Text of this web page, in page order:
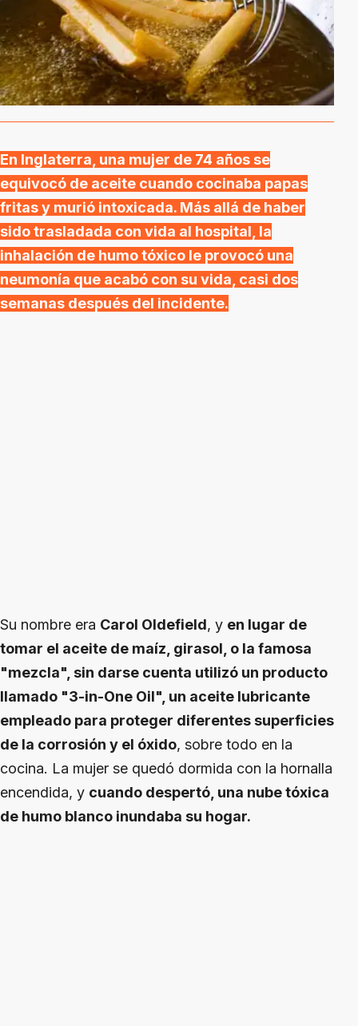
En Inglaterra, una mujer de 74 años se
equivocó de aceite cuando cocinaba papas
fritas y murió intoxicada. Más allá de haber
sido trasladada con vida al hospital, la
inhalación de humo tóxico le provocó una
neumonía que acabó con su vida, casi dos
semanas después del incidente.
Su nombre era Carol Oldefield, y en lugar de
tomar el aceite de maíz, girasol, o la famosa
"mezcla", sin darse cuenta utilizó un producto
llamado "3-in-One Oil", un aceite lubricante
empleado para proteger diferentes superficies
de la corrosión y el óxido, sobre todo en la
cocina. La mujer se quedó dormida con la hornalla
encendida, y cuando despertó, una nube tóxica
de humo blanco inundaba su hogar.